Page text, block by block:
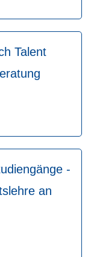
Talent
-
an